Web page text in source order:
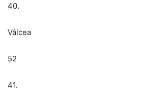
40.
Vâlcea
52
41.